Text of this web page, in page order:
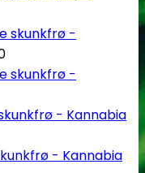
skunkfrø -
- Kannabia